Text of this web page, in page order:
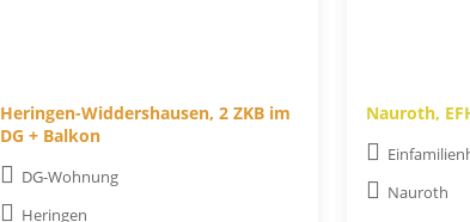
Heringen-Widdershausen, 2 ZKB im
DG + Balkon
DG-Wohnung
Heringen
Nauroth,
Nauroth